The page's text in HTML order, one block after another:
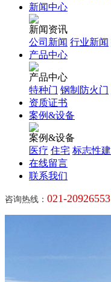
新闻中心
新闻资讯
公司新闻 行业新闻
产品中心
产品中心
特种门 钢制防火门
资质证书
案例&设备
案例&设备
医疗 住宅 标志性
在线留言
联系我们
咨询热线： 021-20926553